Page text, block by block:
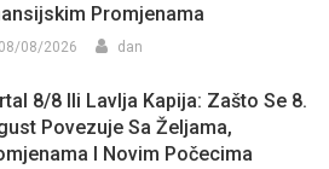
Promjenama
08/08/2026 dan
8/8 Ili Lavlja Kapija: Zašto Se 8.
Povezuje Sa Željama,
I Novim Počecima